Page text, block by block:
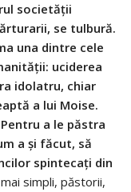
societății
se tulbură.
una dintre cele
uciderea
idolatru, chiar
a lui Moise.
a le păstra
a și făcut, să
spintecați din
simpli, păstorii,